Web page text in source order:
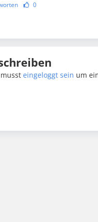
0
mussteingeloggt sein um